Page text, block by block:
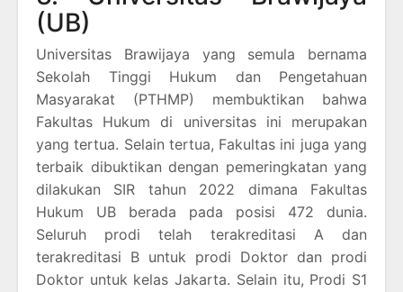
(UB)
Universitas Brawijaya yang semula bernama
Sekolah Tinggi Hukum dan Pengetahuan
Masyarakat (PTHMP) membuktikan bahwa
Fakultas Hukum di universitas ini merupakan
yang tertua. Selain tertua, Fakultas ini juga yang
terbaik dibuktikan dengan pemeringkatan yang
dilakukan SIR tahun 2022 dimana Fakultas
Hukum UB berada pada posisi 472 dunia.
Seluruh prodi telah terakreditasi A dan
terakreditasi B untuk prodi Doktor dan prodi
Doktor untuk kelas Jakarta. Selain itu, Prodi S1